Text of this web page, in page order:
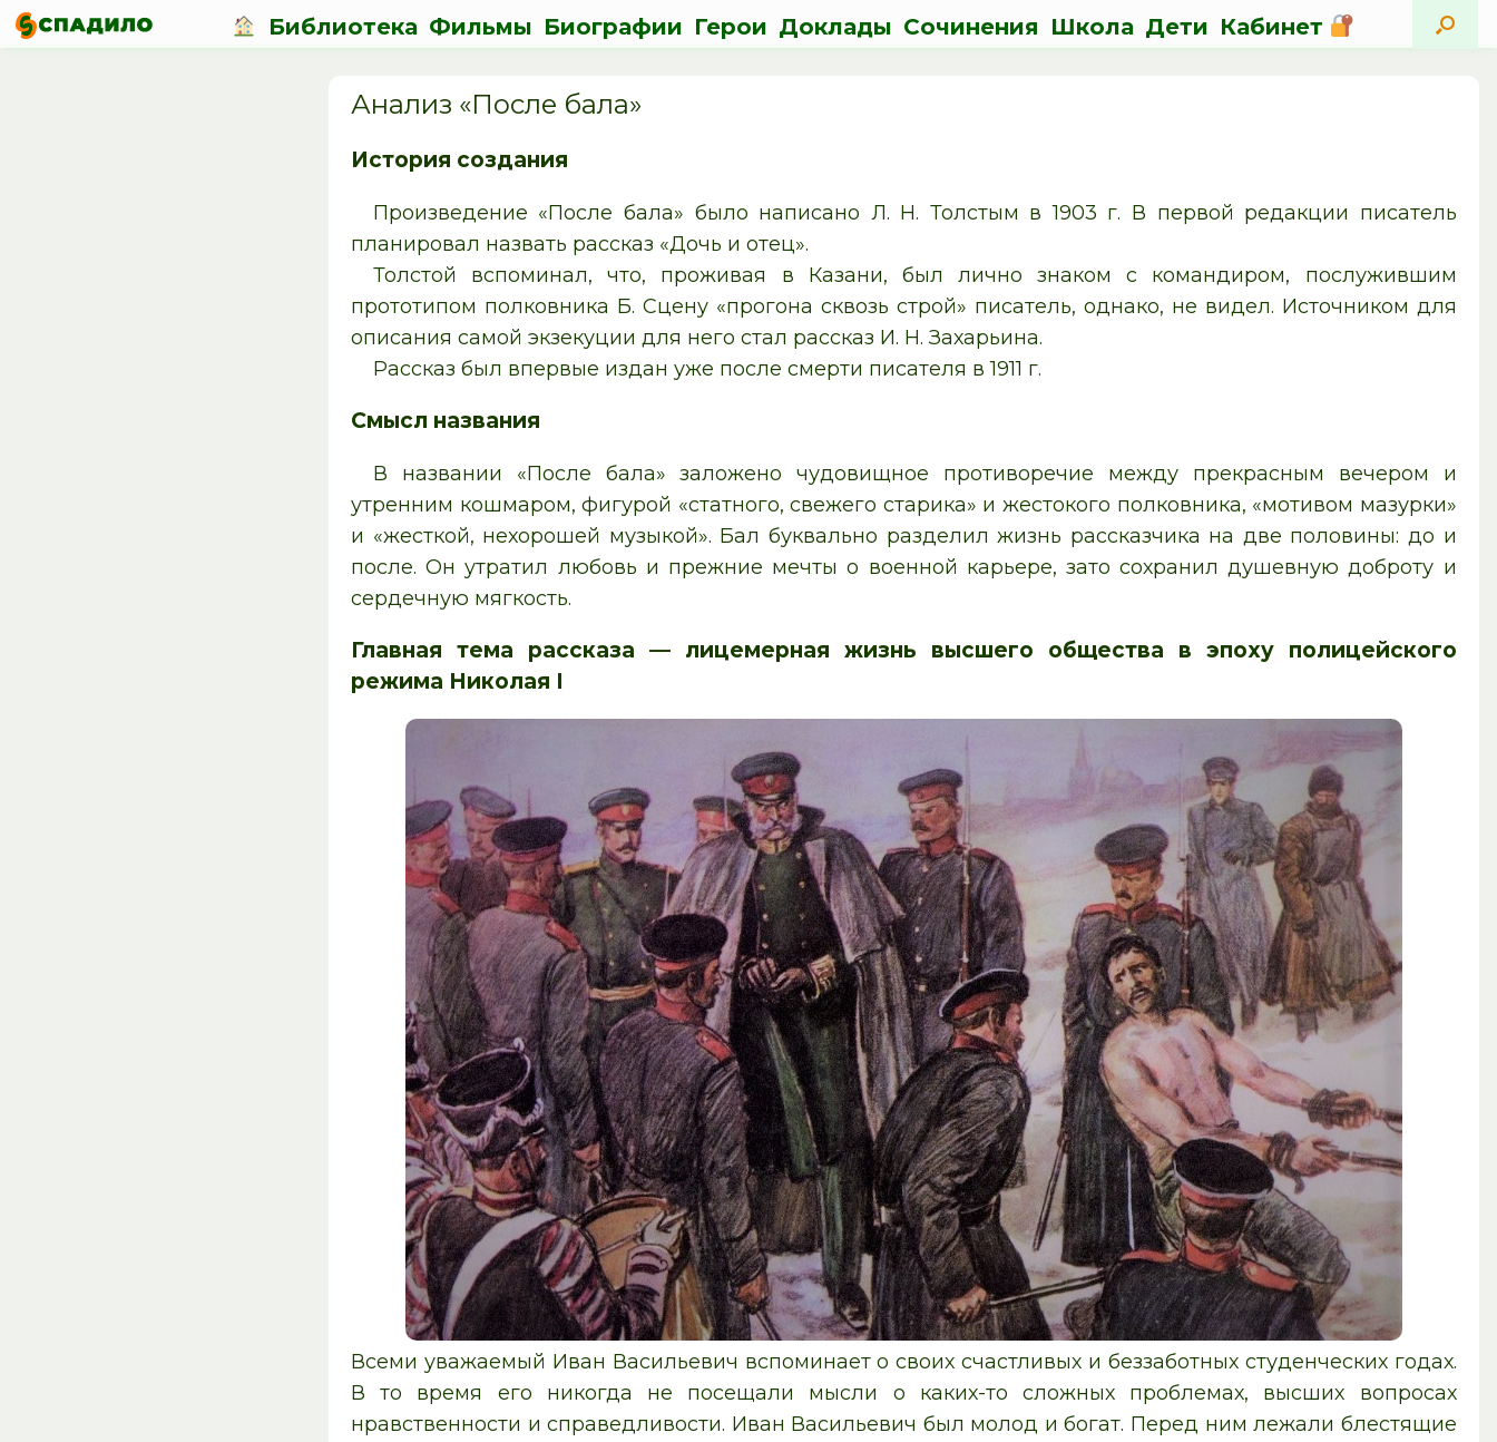
Библиотека Фильмы Биографии Герои Доклады Сочинения Школа Дети Кабинет
Анализ «После бала»
История создания
Произведение «После бала» было написано Л. Н. Толстым в 1903 г. В первой редакции писатель
планировал назвать рассказ «Дочь и отец».
Толстой вспоминал, что, проживая в Казани, был лично знаком с командиром, послужившим
прототипом полковника Б. Сцену «прогона сквозь строй» писатель, однако, не видел. Источником для
описания самой экзекуции для него стал рассказ И. Н. Захарьина.
Рассказ был впервые издан уже после смерти писателя в 1911 г.
Смысл названия
В названии «После бала» заложено чудовищное противоречие между прекрасным вечером и
утренним кошмаром, фигурой «статного, свежего старика» и жестокого полковника, «мотивом мазурки»
и «жесткой, нехорошей музыкой». Бал буквально разделил жизнь рассказчика на две половины: до и
после. Он утратил любовь и прежние мечты о военной карьере, зато сохранил душевную доброту и
сердечную мягкость.
Главная тема рассказа — лицемерная жизнь высшего общества в эпоху полицейского
режима Николая I
Всеми уважаемый Иван Васильевич вспоминает о своих счастливых и беззаботных студенческих годах.
В то время его никогда не посещали мысли о каких-то сложных проблемах, высших вопросах
нравственности и справедливости. Иван Васильевич был молод и богат. Перед ним лежали блестящие